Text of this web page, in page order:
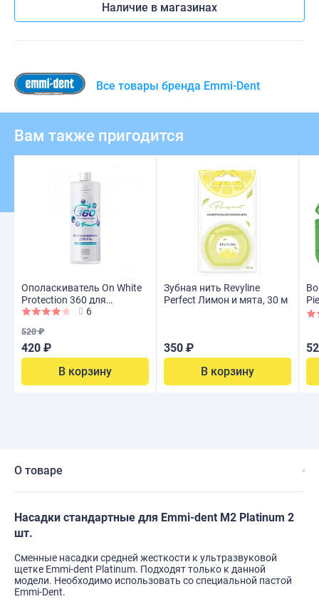
Наличие в магазинах
Все товары бренда Emmi-Dent
Вам также пригодится
Ополаскиватель On White
Protection 360 для
индикации налета, 400 мл
6
520 ₽
420 ₽
В корзину
Зубная нить Revyline
Perfect Лимон и мята, 30 м
350 ₽
В корзину
О товаре
Насадки стандартные для Emmi-dent M2 Platinum 2
шт.
Сменные насадки средней жесткости к ультразвуковой
щетке Emmi-dent Platinum. Подходят только к данной
модели. Необходимо использовать со специальной пастой
Emmi-Dent.